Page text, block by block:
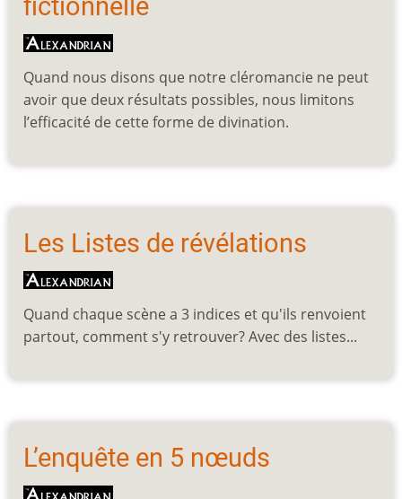
Quand nous disons que notre cléromancie ne peut
avoir que deux résultats possibles, nous limitons
l’efficacité de cette forme de divination.
Les Listes de révélations
Quand chaque scène a 3 indices et qu'ils renvoient
partout, comment s'y retrouver? Avec des listes...
L’enquête en 5 nœuds